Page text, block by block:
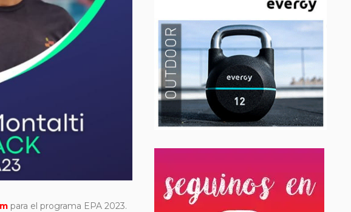
para el programa EPA 2023.